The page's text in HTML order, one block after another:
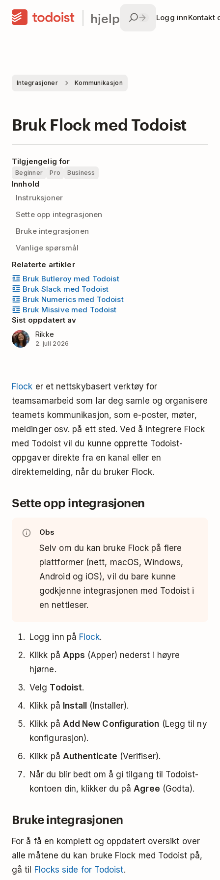
hjelp Logg innKontakt
Integrasjoner Kommunikasjon
Bruk Flock med Todoist
Tilgjengelig for
Beginner Pro Business
Innhold
Instruksjoner
Sette opp integrasjonen
Bruke integrasjonen
Vanlige spørsmål
Relaterte artikler
Bruk Butleroy med Todoist
Bruk Slack med Todoist
Bruk Numerics med Todoist
Bruk Missive med Todoist
Sist oppdatert av
Rikke
2. juli 2026
Flock er et nettskybasert verktøy for
teamsamarbeid som lar deg samle og organisere
teamets kommunikasjon, som e-poster, møter,
meldinger osv. på ett sted. Ved å integrere Flock
med Todoist vil du kunne opprette Todoist-
oppgaver direkte fra en kanal eller en
direktemelding, når du bruker Flock.
Sette opp integrasjonen
Obs
Selv om du kan bruke Flock på flere
plattformer (nett, macOS, Windows,
Android og iOS), vil du bare kunne
godkjenne integrasjonen med Todoist i
en nettleser.
Logg inn på Flock.
Klikk på Apps (Apper) nederst i høyre
hjørne.
Velg Todoist.
Klikk på Install
(Installer).
Klikk på Add New Configuration (Legg til ny
konfigurasjon).
Klikk på Authenticate (Verifiser).
Når du blir bedt om å gi tilgang til Todoist-
kontoen din, klikker du påAgree (Godta).
Bruke integrasjonen
For å få en komplett og oppdatert oversikt over
alle måtene du kan bruke Flock med Todoist på,
gå til
Flocks side for Todoist.